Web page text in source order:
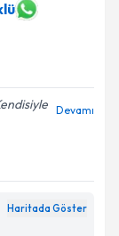
Devamı
Haritada Göster